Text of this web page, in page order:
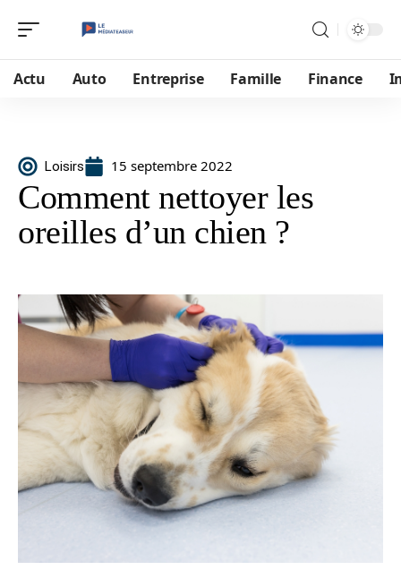
Actu Auto Entreprise Famille Finance
Loisirs 15 septembre 2022
Comment nettoyer les
oreilles d’un chien ?